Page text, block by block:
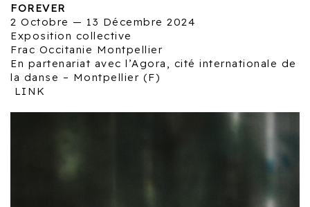
FOREVER
2 Octobre — 13 Décembre 2024
Exposition collective
Frac Occitanie Montpellier
En partenariat avec l’Agora, cité internationale de
la danse – Montpellier (F)
LINK